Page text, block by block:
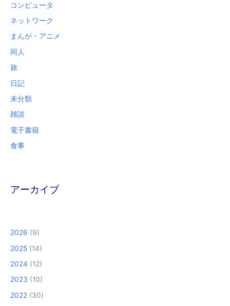
コンピュータ
ネットワーク
まんが・アニメ
同人
旅
日記
未分類
雑談
電子書籍
食事
アーカイブ
2026 (9)
2025 (14)
2024 (12)
2023 (10)
2022 (30)